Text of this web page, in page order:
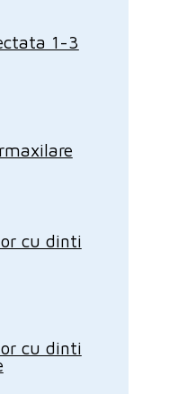
1-3
cu dinti
cu dinti